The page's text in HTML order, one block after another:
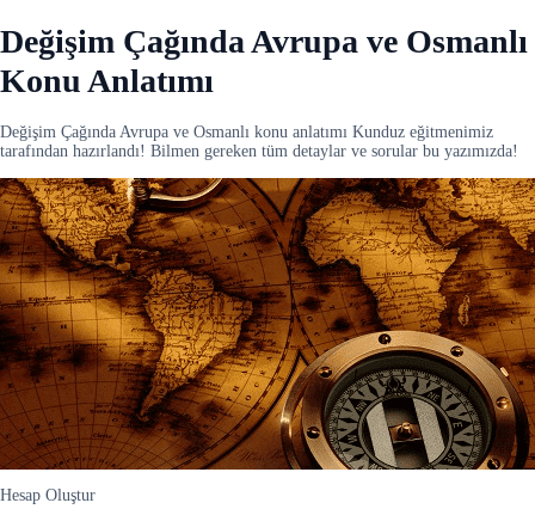
Değişim Çağında Avrupa ve Osmanlı
Konu Anlatımı
Değişim Çağında Avrupa ve Osmanlı konu anlatımı Kunduz eğitmenimiz
tarafından hazırlandı! Bilmen gereken tüm detaylar ve sorular bu yazımızda!
Hesap Oluştur